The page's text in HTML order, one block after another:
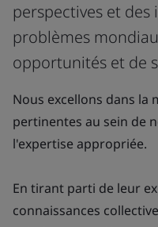
perspectives et
problèmes
opportunités et de
Nous excellons dans la
pertinentes au sein de
l'expertise appropriée.
En tirant parti de leur
connaissances